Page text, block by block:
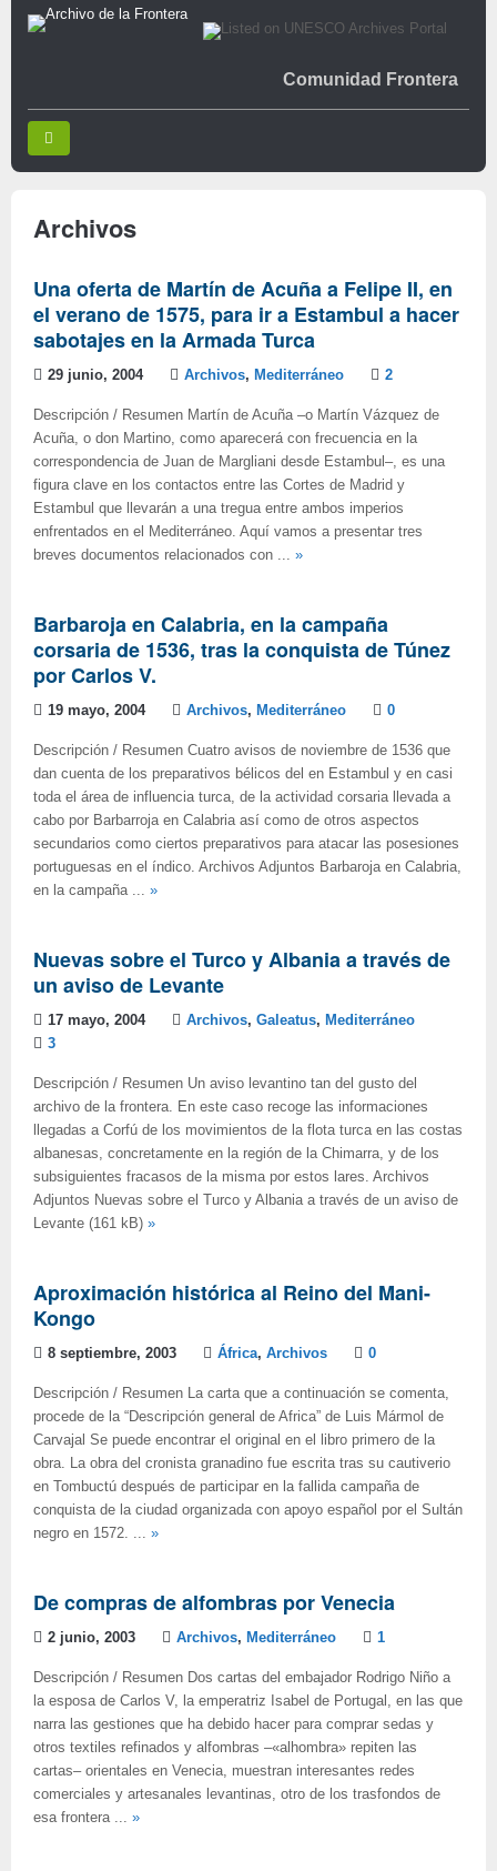
Comunidad Frontera
Archivos
Una oferta de Martín de Acuña a Felipe II, en
el verano de 1575, para ir a Estambul a hacer
sabotajes en la Armada Turca
29 junio, 2004 Archivos, Mediterráneo 2
Descripción / Resumen Martín de Acuña –o Martín Vázquez de
Acuña, o don Martino, como aparecerá con frecuencia en la
correspondencia de Juan de Margliani desde Estambul–, es una
figura clave en los contactos entre las Cortes de Madrid y
Estambul que llevarán a una tregua entre ambos imperios
enfrentados en el Mediterráneo. Aquí vamos a presentar tres
breves documentos relacionados con ... »
Barbaroja en Calabria, en la campaña
corsaria de 1536, tras la conquista de Túnez
por Carlos V.
19 mayo, 2004 Archivos, Mediterráneo 0
Descripción / Resumen Cuatro avisos de noviembre de 1536 que
dan cuenta de los preparativos bélicos del en Estambul y en casi
toda el área de influencia turca, de la actividad corsaria llevada a
cabo por Barbarroja en Calabria así como de otros aspectos
secundarios como ciertos preparativos para atacar las posesiones
portuguesas en el índico. Archivos Adjuntos Barbaroja en Calabria,
en la campaña ... »
Nuevas sobre el Turco y Albania a través de
un aviso de Levante
17 mayo, 2004 Archivos, Galeatus, Mediterráneo
3
Descripción / Resumen Un aviso levantino tan del gusto del
archivo de la frontera. En este caso recoge las informaciones
llegadas a Corfú de los movimientos de la flota turca en las costas
albanesas, concretamente en la región de la Chimarra, y de los
subsiguientes fracasos de la misma por estos lares. Archivos
Adjuntos Nuevas sobre el Turco y Albania a través de un aviso de
Levante (161 kB) »
Aproximación histórica al Reino del Mani-
Kongo
8 septiembre, 2003 África, Archivos 0
Descripción / Resumen La carta que a continuación se comenta,
procede de la “Descripción general de Africa” de Luis Mármol de
Carvajal Se puede encontrar el original en el libro primero de la
obra. La obra del cronista granadino fue escrita tras su cautiverio
en Tombuctú después de participar en la fallida campaña de
conquista de la ciudad organizada con apoyo español por el Sultán
negro en 1572. ... »
De compras de alfombras por Venecia
2 junio, 2003 Archivos, Mediterráneo 1
Descripción / Resumen Dos cartas del embajador Rodrigo Niño a
la esposa de Carlos V, la emperatriz Isabel de Portugal, en las que
narra las gestiones que ha debido hacer para comprar sedas y
otros textiles refinados y alfombras –«alhombra» repiten las
cartas– orientales en Venecia, muestran interesantes redes
comerciales y artesanales levantinas, otro de los trasfondos de
esa frontera ... »